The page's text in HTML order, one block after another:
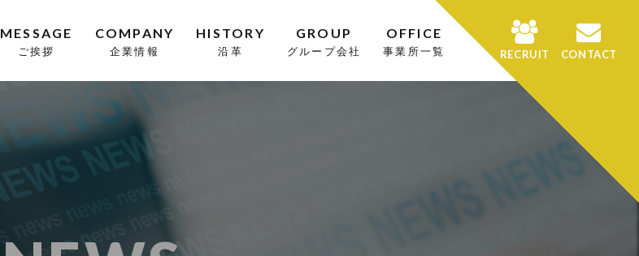
MESSAGE
ご挨拶
COMPANY
企業情報
HISTORY
沿革
GROUP
グループ会社
OFFICE
事業所一覧 RECRUIT CONTACT